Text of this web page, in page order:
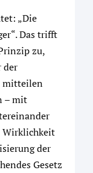
„Die
Das trifft
zu,
der
mitteilen
– mit
Wirklichkeit
der
Gesetz